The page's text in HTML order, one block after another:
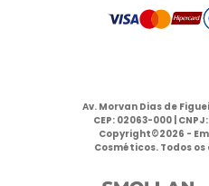
Av. Morvan Dias de
CEP: 02063-000 |
Copyright©2026 -
Cosméticos. Todos